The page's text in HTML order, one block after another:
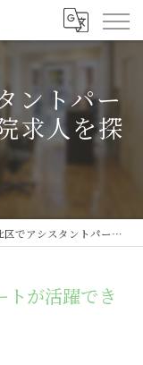
ントパー
求人を探
タントパートが活躍できる美容院求人を探す秘訣
トが活躍でき